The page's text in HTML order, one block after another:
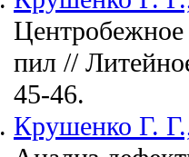
пил //
45-46.
Крушенко Г.